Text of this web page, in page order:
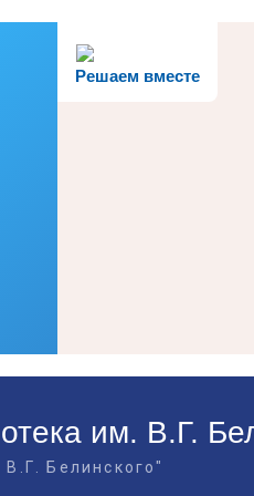
Решаем вместе
им. В.Г.
Белинского"